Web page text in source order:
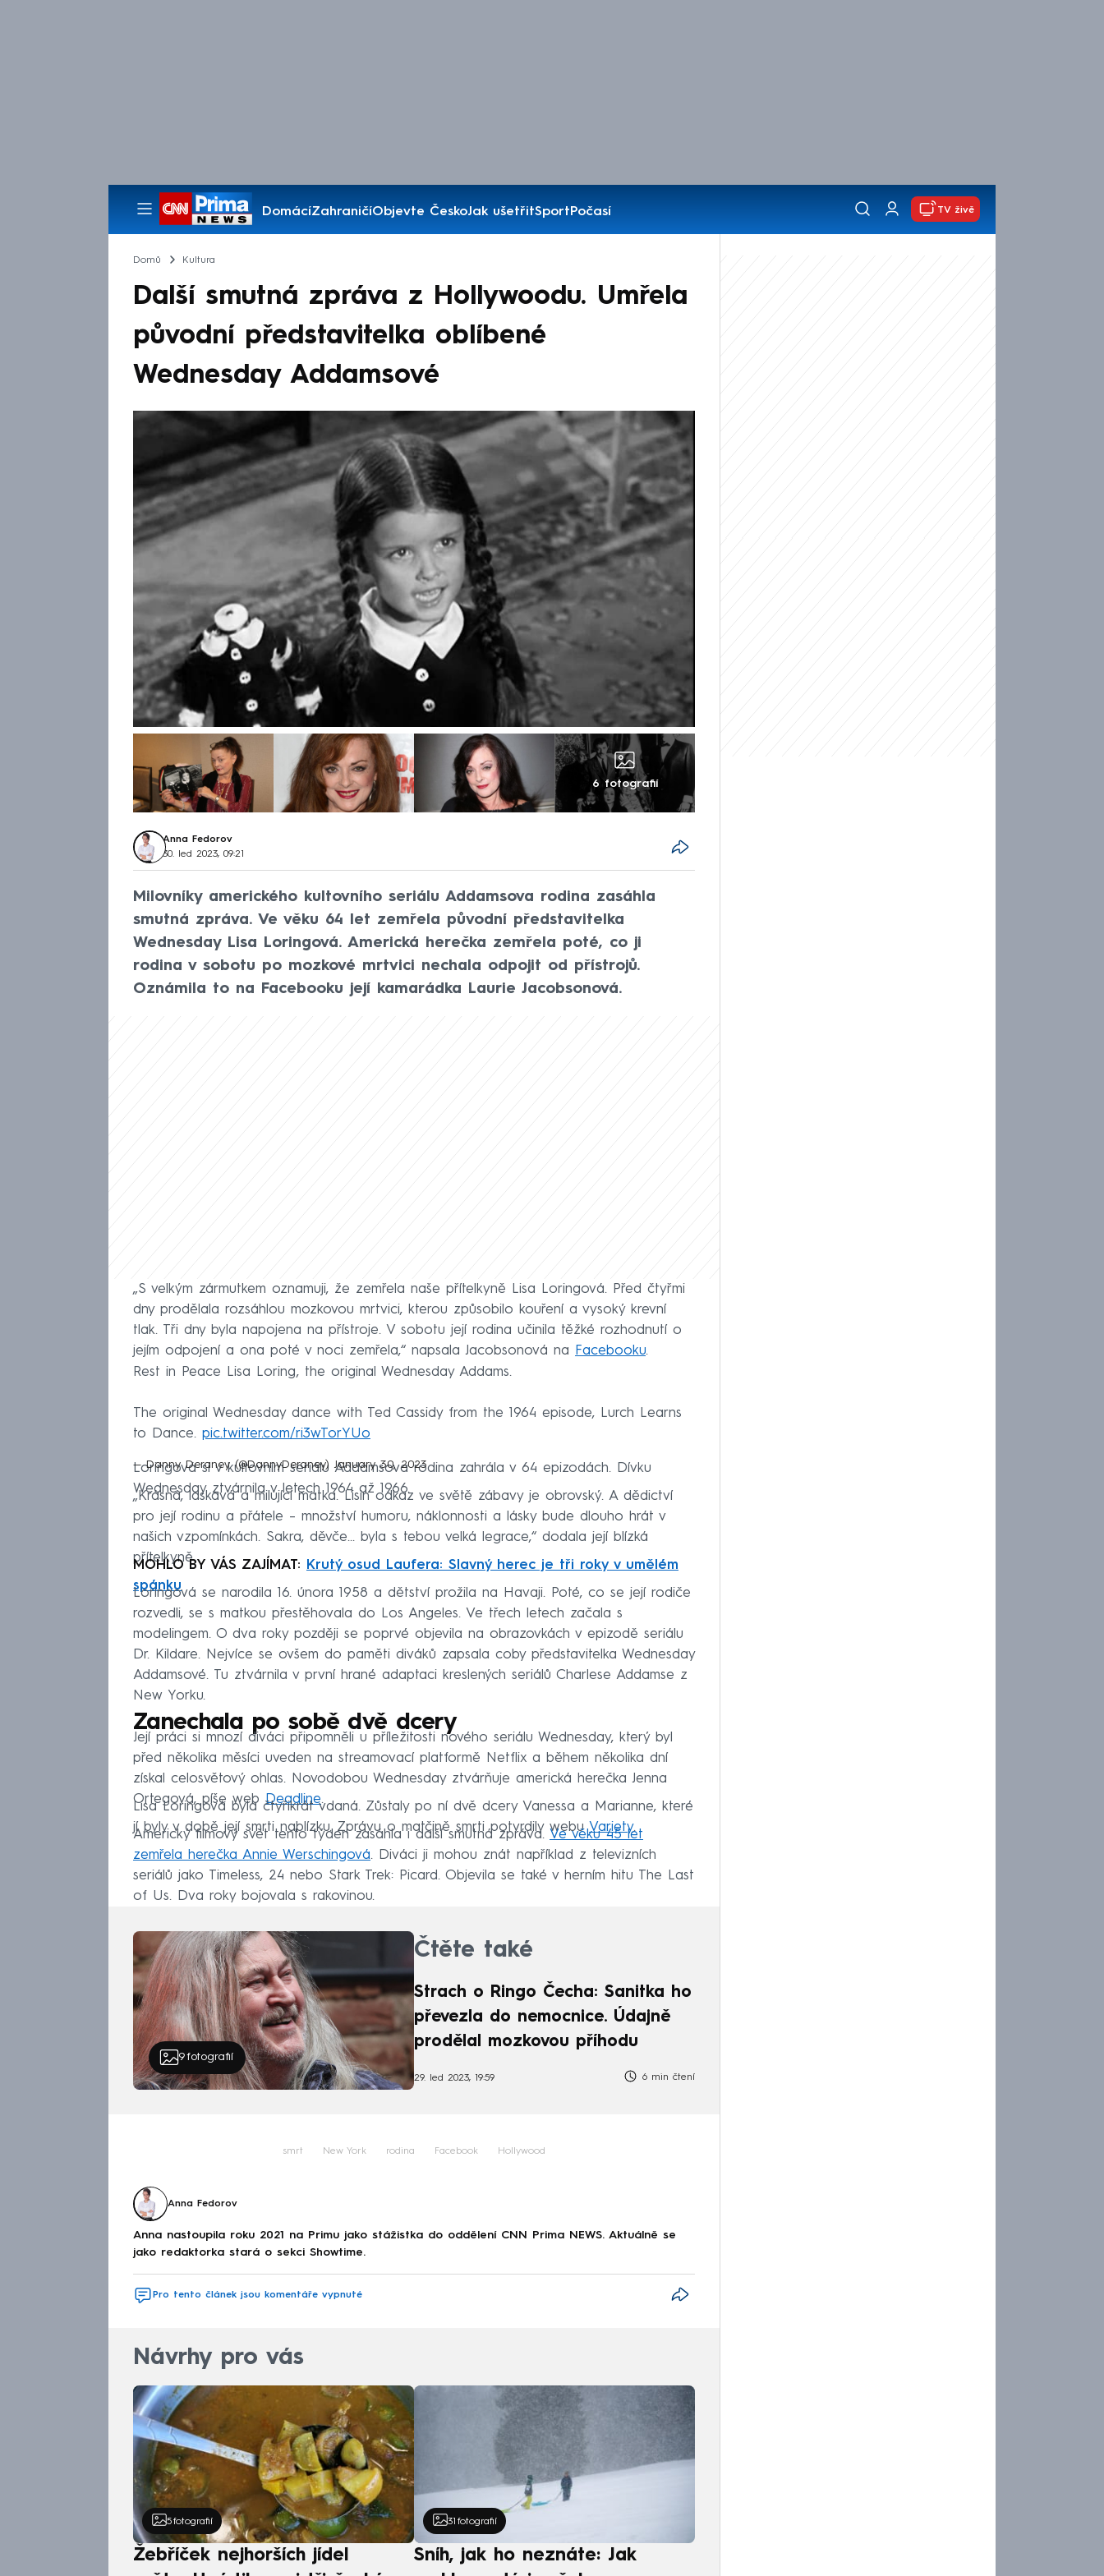
DomácíZahraničíObjevte ČeskoJak ušetřitSportPočasí
Pořady
TV živě
Domů Kultura
Další smutná zpráva z Hollywoodu. Umřela
původní představitelka oblíbené
Wednesday Addamsové
6 fotografií
Anna Fedorov
30. led 2023, 09:21
Milovníky amerického kultovního seriálu Addamsova rodina zasáhla
smutná zpráva. Ve věku 64 let zemřela původní představitelka
Wednesday Lisa Loringová. Americká herečka zemřela poté, co ji
rodina v sobotu po mozkové mrtvici nechala odpojit od přístrojů.
Oznámila to na Facebooku její kamarádka Laurie Jacobsonová.
„S velkým zármutkem oznamuji, že zemřela naše přítelkyně Lisa Loringová. Před čtyřmi
dny prodělala rozsáhlou mozkovou mrtvici, kterou způsobilo kouření a vysoký krevní
tlak. Tři dny byla napojena na přístroje. V sobotu její rodina učinila těžké rozhodnutí o
jejím odpojení a ona poté v noci zemřela,“ napsala Jacobsonová na
Facebooku.
Rest in Peace Lisa Loring, the original Wednesday Addams.
The original Wednesday dance with Ted Cassidy from the 1964 episode, Lurch Learns
to Dance. pic.twitter.com/ri3wTorYUo
— Danny Deraney (@DannyDeraney) January 30, 2023
Loringová si v kultovním seriálu Addamsova rodina zahrála v 64 epizodách. Dívku
Wednesday ztvárnila v letech 1964 až 1966.
„Krásná, laskavá a milující matka. Lisin odkaz ve světě zábavy je obrovský. A dědictví
pro její rodinu a přátele – množství humoru, náklonnosti a lásky bude dlouho hrát v
našich vzpomínkách. Sakra, děvče... byla s tebou velká legrace,“ dodala její blízká
přítelkyně.
MOHLO BY VÁS ZAJÍMAT:
Krutý osud Laufera: Slavný herec je tři roky v umělém
spánku
Loringová se narodila 16. února 1958 a dětství prožila na Havaji. Poté, co se její rodiče
rozvedli, se s matkou přestěhovala do Los Angeles. Ve třech letech začala s
modelingem. O dva roky později se poprvé objevila na obrazovkách v epizodě seriálu
Dr. Kildare. Nejvíce se ovšem do paměti diváků zapsala coby představitelka Wednesday
Addamsové. Tu ztvárnila v první hrané adaptaci kreslených seriálů Charlese Addamse z
New Yorku.
Zanechala po sobě dvě dcery
Její práci si mnozí diváci připomněli u příležitosti nového seriálu Wednesday, který byl
před několika měsíci uveden na streamovací platformě Netflix a během několika dní
získal celosvětový ohlas. Novodobou Wednesday ztvárňuje americká herečka Jenna
Ortegová, píše web Deadline.
Lisa Loringová byla čtyřikrát vdaná. Zůstaly po ní dvě dcery Vanessa a Marianne, které
jí byly v době její smrti nablízku. Zprávu o matčině smrti potvrdily webuVariety.
Americký filmový svět tento týden zasáhla i další smutná zpráva. Ve věku 45 let
zemřela herečka Annie Werschingová. Diváci ji mohou znát například z televizních
seriálů jako Timeless, 24 nebo Stark Trek: Picard. Objevila se také v herním hitu The Last
of Us. Dva roky bojovala s rakovinou.
9fotografií
Čtěte také
Strach o Ringo Čecha: Sanitka ho
převezla do nemocnice. Údajně
prodělal mozkovou příhodu
29. led 2023, 19:59 6 min čtení
smrt New York rodina Facebook Hollywood
Anna Fedorov
Anna nastoupila roku 2021 na Primu jako stážistka do oddělení CNN Prima NEWS. Aktuálně se
jako redaktorka stará o sekci Showtime.
Pro tento článek jsou komentáře vypnuté
Návrhy pro vás
5 fotografií
Žebříček nejhorších jídel
31 fotografií
Sníh, jak ho neznáte: Jak